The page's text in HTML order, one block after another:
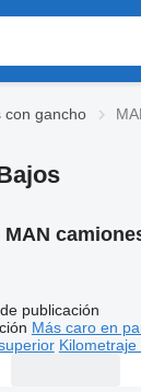
con gancho
MAN
publicación
Más caro en